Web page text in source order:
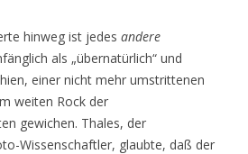
hinweg ist jedes andere
als „übernatürlich“ und
einer nicht mehr umstrittenen
weiten Rock der
gewichen. Thales, der
Wissenschaftler, glaubte, daß der